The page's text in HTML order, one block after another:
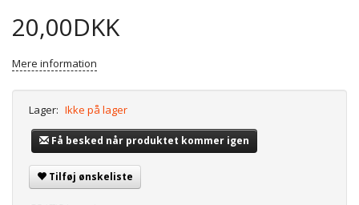
20,00DKK
Mere information
Lager: Ikke på lager
Få besked når produktet kommer igen
Tilføj ønskeliste